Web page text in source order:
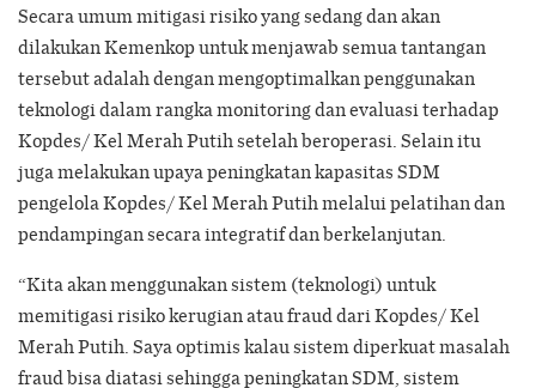
Secara umum mitigasi risiko yang sedang dan akan
dilakukan Kemenkop untuk menjawab semua tantangan
tersebut adalah dengan mengoptimalkan penggunakan
teknologi dalam rangka monitoring dan evaluasi terhadap
Kopdes/ Kel Merah Putih setelah beroperasi. Selain itu
juga melakukan upaya peningkatan kapasitas SDM
pengelola Kopdes/ Kel Merah Putih melalui pelatihan dan
pendampingan secara integratif dan berkelanjutan.
“Kita akan menggunakan sistem (teknologi) untuk
memitigasi risiko kerugian atau fraud dari Kopdes/ Kel
Merah Putih. Saya optimis kalau sistem diperkuat masalah
fraud bisa diatasi sehingga peningkatan SDM, sistem